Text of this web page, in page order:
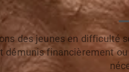
des jeunes en difficulté
démunis financièrement